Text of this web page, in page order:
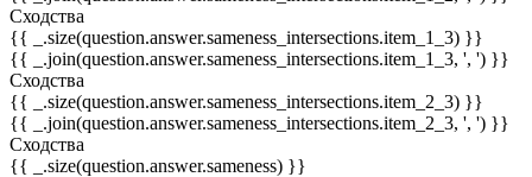
Сходства
{{ _.size(question.answer.sameness_intersections.item_1_3) }}
{{ _.join(question.answer.sameness_intersections.item_1_3, ', ') }}
Сходства
{{ _.size(question.answer.sameness_intersections.item_2_3) }}
{{ _.join(question.answer.sameness_intersections.item_2_3, ', ') }}
Сходства
{{ _.size(question.answer.sameness) }}